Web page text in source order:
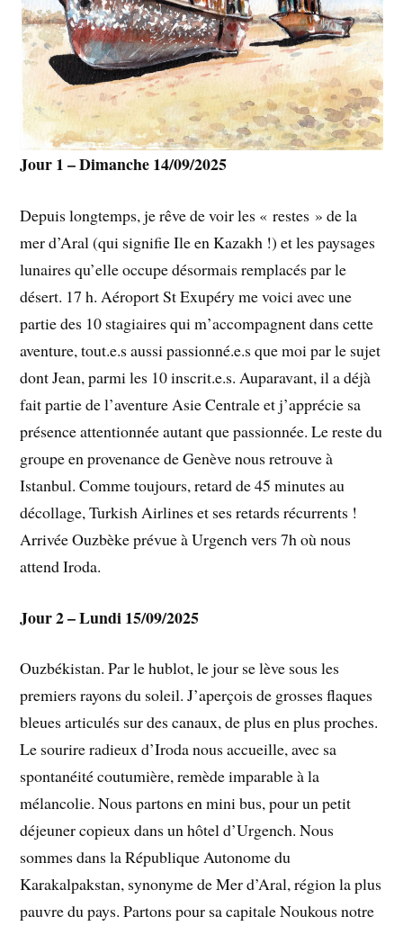
Jour 1 – Dimanche 14/09/2025
Depuis longtemps, je rêve de voir les « restes » de la
mer d’Aral (qui signifie Ile en Kazakh !) et les paysages
lunaires qu’elle occupe désormais remplacés par le
désert. 17 h. Aéroport St Exupéry me voici avec une
partie des 10 stagiaires qui m’accompagnent dans cette
aventure, tout.e.s aussi passionné.e.s que moi par le sujet
dont Jean, parmi les 10 inscrit.e.s. Auparavant, il a déjà
fait partie de l’aventure Asie Centrale et j’apprécie sa
présence attentionnée autant que passionnée. Le reste du
groupe en provenance de Genève nous retrouve à
Istanbul. Comme toujours, retard de 45 minutes au
décollage, Turkish Airlines et ses retards récurrents !
Arrivée Ouzbèke prévue à Urgench vers 7h où nous
attend Iroda.
Jour 2 – Lundi 15/09/2025
Ouzbékistan. Par le hublot, le jour se lève sous les
premiers rayons du soleil. J’aperçois de grosses flaques
bleues articulés sur des canaux, de plus en plus proches.
Le sourire radieux d’Iroda nous accueille, avec sa
spontanéité coutumière, remède imparable à la
mélancolie. Nous partons en mini bus, pour un petit
déjeuner copieux dans un hôtel d’Urgench. Nous
sommes dans la République Autonome du
Karakalpakstan, synonyme de Mer d’Aral, région la plus
pauvre du pays. Partons pour sa capitale Noukous notre